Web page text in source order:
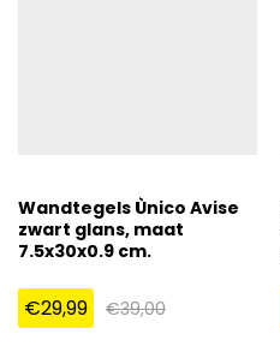
Wandtegels Ùnico Avise
zwart glans, maat
7.5x30x0.9 cm.
€29,99 €39,00